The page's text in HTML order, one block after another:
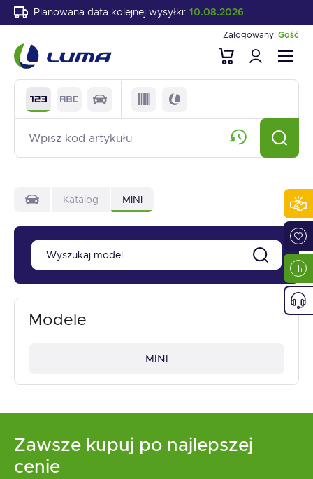
Planowana data kolejnej wysyłki: 10.08.2026
Zalogowany: Gość
Katalog MINI
Modele
MINI
Zawsze kupuj po najlepszej
cenie